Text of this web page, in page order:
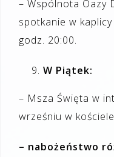
– Wspólnota Oazy
spotkanie w
godz. 20:00.
W Piątek:
– Msza Święta w
wrześniu w kościele
– nabożeństwo